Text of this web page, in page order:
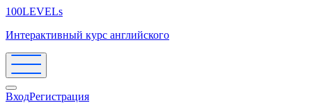
100LEVELs
Интерактивный курс английского
ВходРегистрация